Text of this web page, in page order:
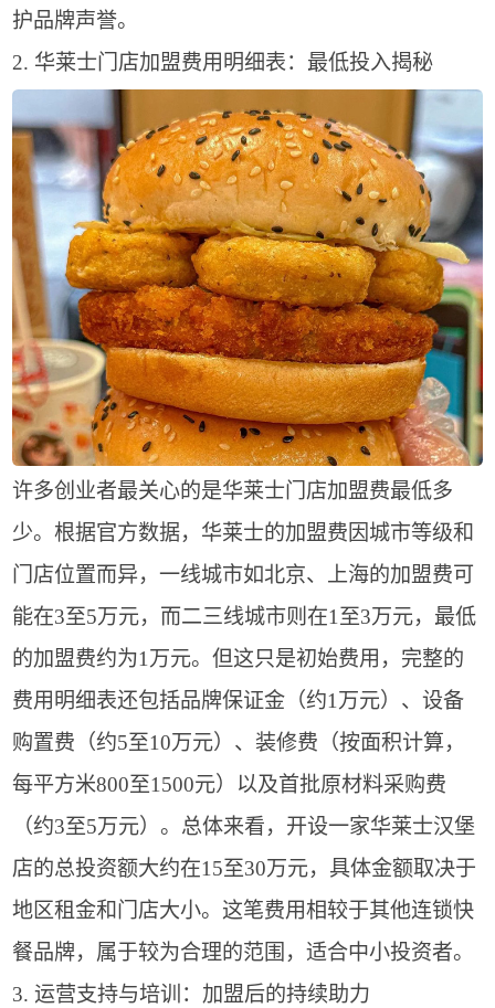
护品牌声誉。
2. 华莱士门店加盟费用明细表：最低投入揭秘
许多创业者最关心的是华莱士门店加盟费最低多
少。根据官方数据，华莱士的加盟费因城市等级和
门店位置而异，一线城市如北京、上海的加盟费可
能在3至5万元，而二三线城市则在1至3万元，最低
的加盟费约为1万元。但这只是初始费用，完整的
费用明细表还包括品牌保证金（约1万元）、设备
购置费（约5至10万元）、装修费（按面积计算，
每平方米800至1500元）以及首批原材料采购费
（约3至5万元）。总体来看，开设一家华莱士汉堡
店的总投资额大约在15至30万元，具体金额取决于
地区租金和门店大小。这笔费用相较于其他连锁快
餐品牌，属于较为合理的范围，适合中小投资者。
3. 运营支持与培训：加盟后的持续助力